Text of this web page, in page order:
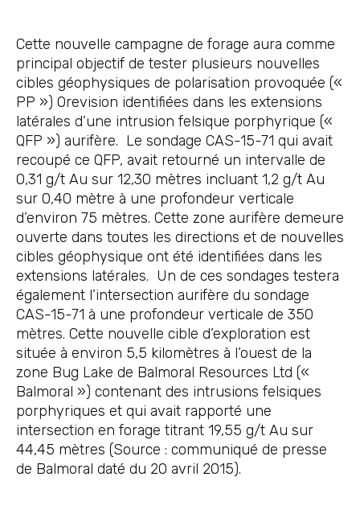
Cette nouvelle campagne de forage aura comme
principal objectif de tester plusieurs nouvelles
cibles géophysiques de polarisation provoquée («
PP ») Orevision identifiées dans les extensions
latérales d’une intrusion felsique porphyrique («
QFP ») aurifère. Le sondage CAS-15-71 qui avait
recoupé ce QFP, avait retourné un intervalle de
0,31 g/t Au sur 12,30 mètres incluant 1,2 g/t Au
sur 0,40 mètre à une profondeur verticale
d’environ 75 mètres. Cette zone aurifère demeure
ouverte dans toutes les directions et de nouvelles
cibles géophysique ont été identifiées dans les
extensions latérales. Un de ces sondages testera
également l’intersection aurifère du sondage
CAS-15-71 à une profondeur verticale de 350
mètres. Cette nouvelle cible d’exploration est
située à environ 5,5 kilomètres à l’ouest de la
zone Bug Lake de Balmoral Resources Ltd («
Balmoral ») contenant des intrusions felsiques
porphyriques et qui avait rapporté une
intersection en forage titrant 19,55 g/t Au sur
44,45 mètres (Source : communiqué de presse
de Balmoral daté du 20 avril 2015).